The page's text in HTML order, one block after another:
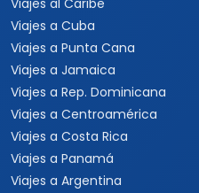
Viajes al Caribe
Viajes a Cuba
Viajes a Punta Cana
Viajes a Jamaica
Viajes a Rep. Dominicana
Viajes a Centroamérica
Viajes a Costa Rica
Viajes a Panamá
Viajes a Argentina